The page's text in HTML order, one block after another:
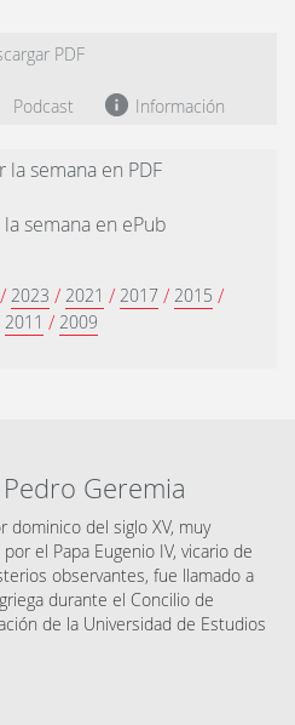
PDF
Podcast Información
la semana en PDF
semana en ePub
/ 2023 / 2021 / 2017 / 2015 /
2011 / 2009
Geremia
dominico del siglo XV, muy
el Papa Eugenio IV, vicario de
observantes, fue llamado a
durante el Concilio de
de la Universidad de Estudios